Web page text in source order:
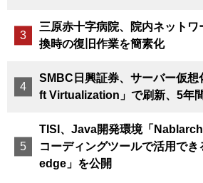
三原赤十字病院、院内ネット
換時の復旧作業を簡素化
SMBC日興証券、サーバー仮
ft Virtualization」で刷新、5年
TISI、Java開発環境「
コーディングツールで活用でき
edge」を公開